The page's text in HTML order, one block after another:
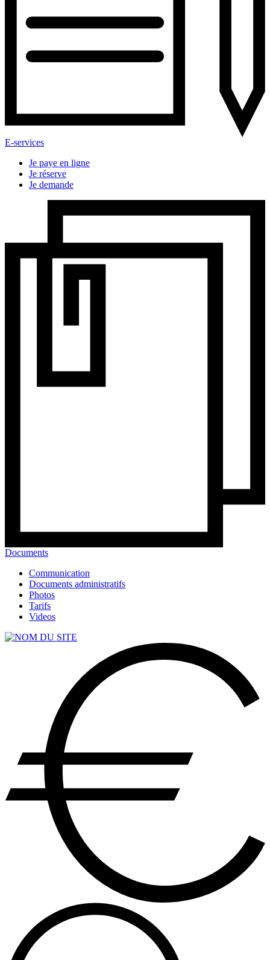
E-services
Je paye en ligne
Je réserve
Je demande
Documents
Communication
Documents administratifs
Photos
Tarifs
Videos